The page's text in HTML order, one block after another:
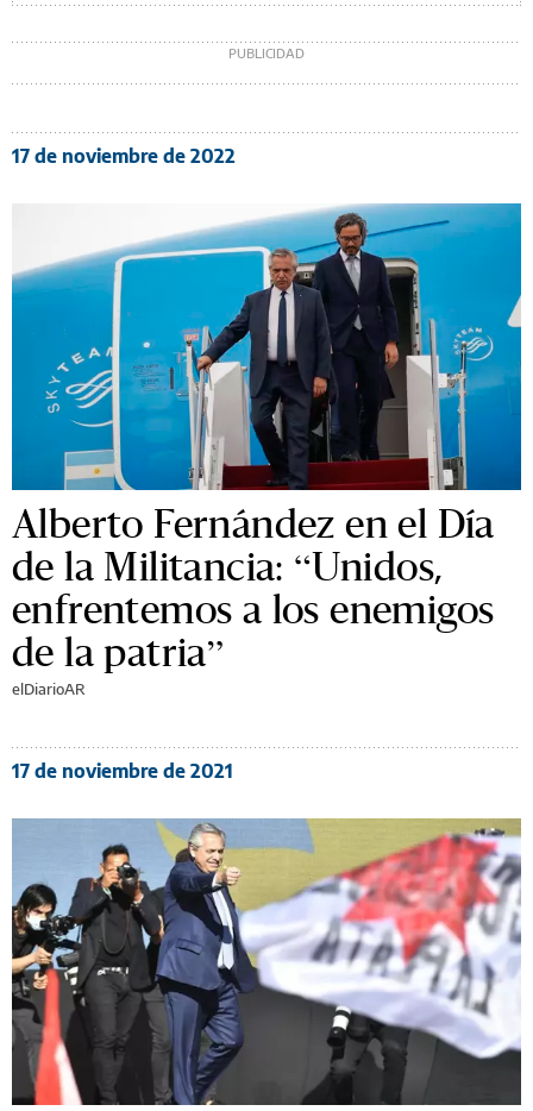
17 de noviembre de 2022
Alberto Fernández en el Día
de la Militancia: “Unidos,
enfrentemos a los enemigos
de la patria”
elDiarioAR
17 de noviembre de 2021